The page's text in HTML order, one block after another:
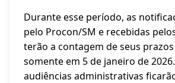
Durante esse período, as
pelo Procon/SM e recebidas
terão a contagem de seus
somente em 5 de janeiro de 2026.
audiências administrativas